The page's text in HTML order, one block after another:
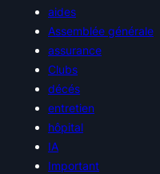
aides
Assemblée générale
assurance
Clubs
décés
entretien
hôpital
IA
Important